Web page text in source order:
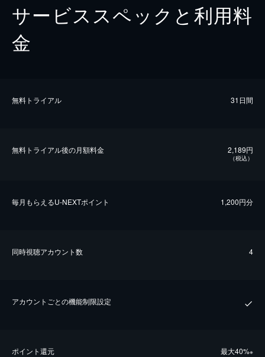
サービススペックと利用料
金
無料トライアル 31日間
無料トライアル後の⽉額料金 2,189円
（税込）
毎⽉もらえるU-NEXTポイント 1,200円分
同時視聴アカウント数 4
アカウントごとの機能制限設定
ポイント還元 最⼤40%※